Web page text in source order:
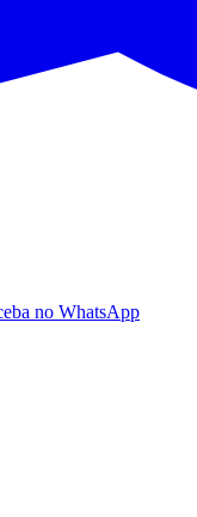
no WhatsApp